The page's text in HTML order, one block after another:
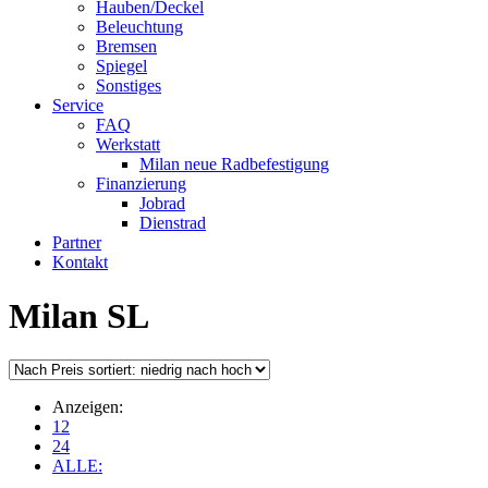
Hauben/Deckel
Beleuchtung
Bremsen
Spiegel
Sonstiges
Service
FAQ
Werkstatt
Milan neue Radbefestigung
Finanzierung
Jobrad
Dienstrad
Partner
Kontakt
Milan SL
Anzeigen:
12
24
ALLE: